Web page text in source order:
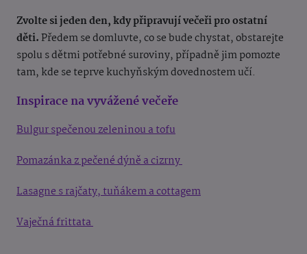
Zvolte si jeden den, kdy připravují večeři pro ostatní
děti.Předem se domluvte, co se bude chystat, obstarejte
spolu s dětmi potřebné suroviny, případně jim pomozte
tam, kde se teprve kuchyňským dovednostem učí.
Inspirace na vyvážené večeře
Bulgur spečenou zeleninou a tofu
Pomazánka z pečené dýně a cizrny
Lasagne s rajčaty, tuňákem a cottagem
Vaječná frittata